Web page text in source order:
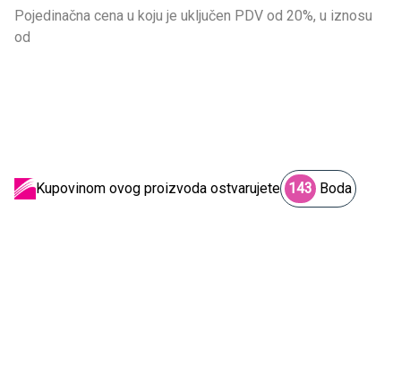
Pojedinačna cena u koju je uključen PDV od 20%, u iznosu
od
Kupovinom ovog proizvoda ostvarujete 143 Boda